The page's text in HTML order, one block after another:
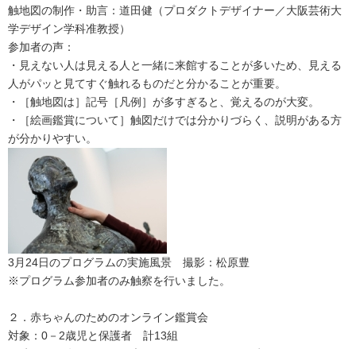
触地図の制作・助言：道田健（プロダクトデザイナー／大阪芸術大
学デザイン学科准教授）
参加者の声：
・見えない人は見える人と一緒に来館することが多いため、見える
人がパッと見てすぐ触れるものだと分かることが重要。
・［触地図は］記号［凡例］が多すぎると、覚えるのが大変。
・［絵画鑑賞について］触図だけでは分かりづらく、説明がある方
が分かりやすい。
3月24日のプログラムの実施風景 撮影：松原豊
※プログラム参加者のみ触察を行いました。
２．赤ちゃんのためのオンライン鑑賞会
対象：0－2歳児と保護者 計13組